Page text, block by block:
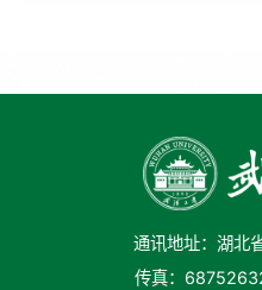
通讯地址：湖北
传真：